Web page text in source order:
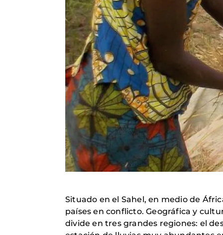
Situado en el Sahel, en medio de
países en conflicto. Geográfica y
divide en tres grandes regiones: el